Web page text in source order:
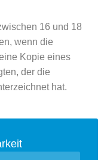
16 und 18
wenn die
Kopie eines
der die
hat.